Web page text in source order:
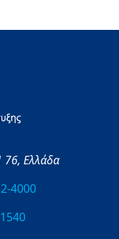
76, Ελλάδα
4000
1540